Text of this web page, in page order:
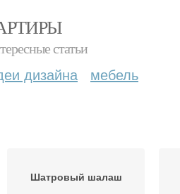
статьи
дизайна мебель
Шатровый шалаш